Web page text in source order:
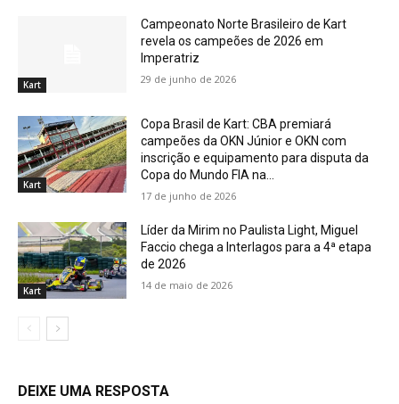
Kart
Campeonato Norte Brasileiro de Kart
revela os campeões de 2026 em
Imperatriz
29 de junho de 2026
Kart
Copa Brasil de Kart: CBA premiará
campeões da OKN Júnior e OKN com
inscrição e equipamento para disputa da
Copa do Mundo FIA na...
17 de junho de 2026
Kart
Líder da Mirim no Paulista Light, Miguel
Faccio chega a Interlagos para a 4ª etapa
de 2026
14 de maio de 2026
DEIXE UMA RESPOSTA